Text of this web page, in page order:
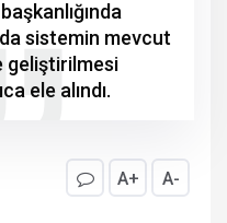
sistemin mevcut
geliştirilmesi
ele alındı.
A+ A-